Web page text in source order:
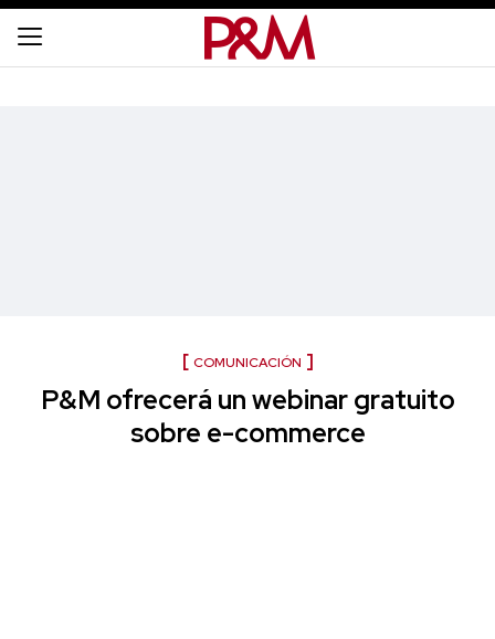
COMUNICACIÓN
P&M ofrecerá un webinar gratuito
sobre e-commerce